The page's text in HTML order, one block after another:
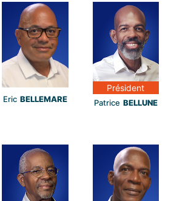
Eric BELLEMARE
Président
Patrice BELLUNE